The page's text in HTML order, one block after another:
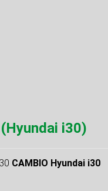
i30)
CAMBIO Hyundai i30